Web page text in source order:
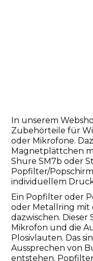
In unserem
Zubehörteile für
oder Mikrofone.
Magnetplättchen
Shure SM7b oder
Popfilter/
individuellem
Ein Popfilter oder
oder Metallring mit
dazwischen.
Mikrofon und die
Plosivlauten. Das
Aussprechen von
entstehen.